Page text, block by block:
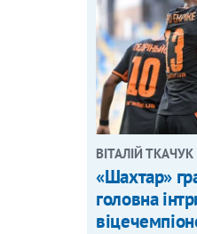
ВІТАЛІЙ ТКАЧУК
«Шахтар»
головна